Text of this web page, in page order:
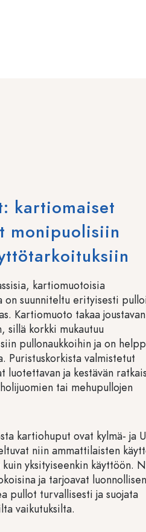
kartiomaiset
monipuolisiin
kartiomuotoisia
on suunniteltu erityisesti
Kartiomuoto takaa
sillä korkki mukautuu
pullonaukkoihin ja on
Puristuskorkista valmistetut
luotettavan ja kestävän
tai mehupullojen
kartiohuput ovat kylmä- ja
niin ammattilaisten
kuin yksityiseenkin käyttöön.
ja tarjoavat
pullot turvallisesti ja suojata
vaikutuksilta.